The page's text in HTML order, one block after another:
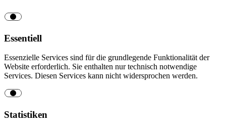
Essentiell
Essenzielle Services sind für die grundlegende Funktionalität der
Website erforderlich. Sie enthalten nur technisch notwendige
Services. Diesen Services kann nicht widersprochen werden.
Statistiken